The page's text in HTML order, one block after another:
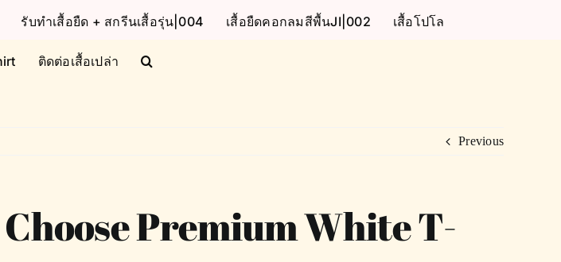
รับทำเสื้อยืด + สกรีนเสื้อรุ่น|004 เสื้อยืดคอกลมสีพื้นJI|002 เสื้อโปโล
ติดต่อเสื้อเปล่า
Previous
Premium White T-